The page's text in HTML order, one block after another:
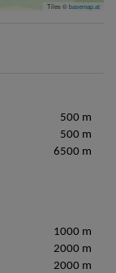
Tiles ©basemap.at
500 m
500 m
6500 m
1000 m
2000 m
2000 m